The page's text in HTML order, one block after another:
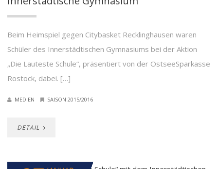
Beim Heimspiel gegen Citybasket Recklinghausen waren
Schüler des Innerstädtischen Gymnasiums bei der Aktion
„Die Lauteste Schule“, präsentiert von der OstseeSparkasse
Rostock, dabei. […]
MEDIEN SAISON 2015/2016
DETAIL